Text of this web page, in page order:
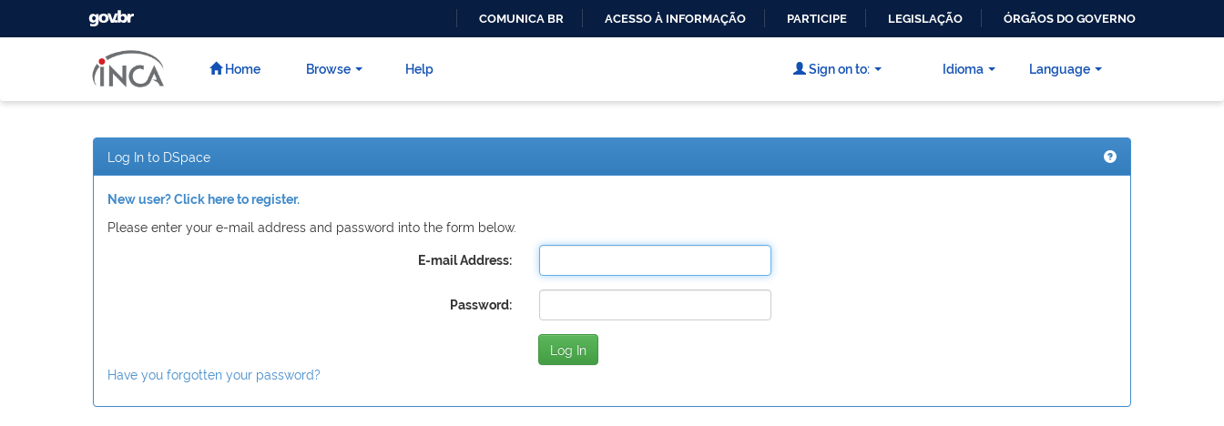
CONTEÚDO
GOVBR
COMUNICA BR ACESSO À INFORMAÇÃO PARTICIPE LEGISLAÇÃO ÓRGÃOS DO GOVERNO
Home Browse Help Language
Sign on to: Idioma
Log In to DSpace
New user? Click here to register.
Please enter your e-mail address and password into the form below.
E-mail Address:
Password:
Have you forgotten your password?